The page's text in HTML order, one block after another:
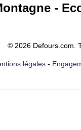
-
© 2026 Defours.com.
légales-